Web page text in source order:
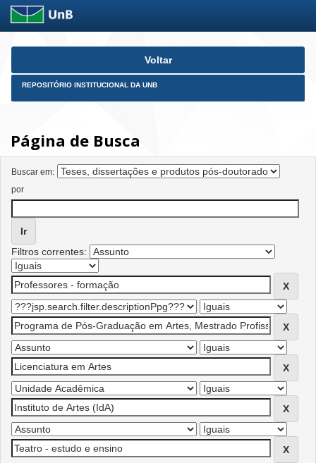
Skip
Voltar
REPOSITÓRIO INSTITUCIONAL DA UNB
Página de Busca
Buscar em:
por
Filtros correntes: